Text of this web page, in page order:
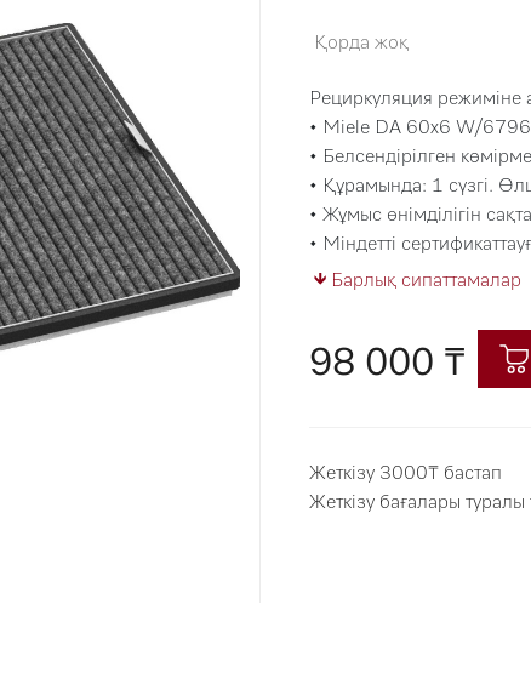
Қорда жоқ
Рециркуляция режиміне
• Miele DA 60x6 W/
• Белсендірілген
• Құрамында: 1 сүзгі.
• Жұмыс өнімділігін
• Міндетті
Барлық сипаттамалар
98 000 ₸
Жеткізу 3000₸ бастап
Жеткізу бағалары